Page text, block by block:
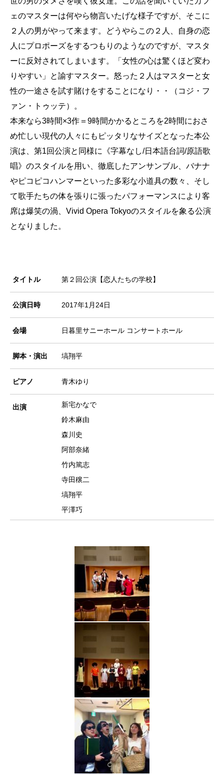
ェのマスターは何やら物言いたげな様子ですが、そこに
２人の男がやって来ます。どうやらこの２人、自身の恋
人にプロポーズをするつもりのようなのですが、マスタ
ーに反対されてしまいます。「女性の心は驚くほど変わ
りやすい」と諭すマスター。怒った２人はマスターと女
性の一途さを試す賭けをすることになり・・（コジ・フ
ァン・トゥッテ）。
本来なら3時間×3作＝9時間かかるところを2時間におさ
め忙しい現代の人々にもピッタリなサイズとなった本公
演は、第1回公演と同様に《字幕なし/日本語台詞/原語歌
唱》のスタイルを用い、徹底したアンサンブル、バナナ
やピコピコハンマーといった多彩な小道具の数々、そし
て歌手たちの体を張りに張ったパフォーマンスにより客
席は爆笑の渦、Vivid Opera Tokyoのスタイルを象る公演
となりました。
タイトル 第２回公演【恋人たちの学校】
公演日時 2017年1月24日
会場 日暮里サニーホール コンサートホール
脚本・演出 塙翔平
ピアノ 青木ゆり
出演
新宅かなで
鈴木麻由
森川史
阿部奈緒
竹内篤志
寺田穣二
塙翔平
平澤巧